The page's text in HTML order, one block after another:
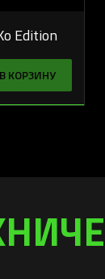
Edition
В КОРЗИНУ